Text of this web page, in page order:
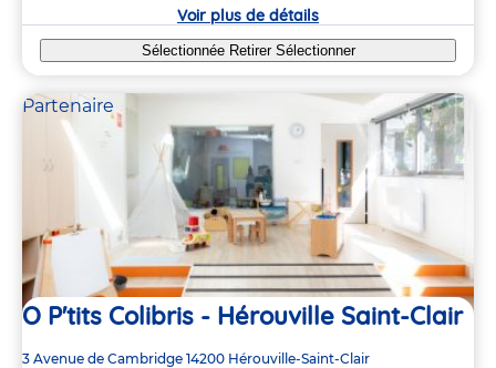
Voir plus de détails
Sélectionnée Retirer Sélectionner
Partenaire
O P'tits Colibris - Hérouville Saint-Clair
Adresse
3 Avenue de Cambridge 14200 Hérouville-Saint-Clair